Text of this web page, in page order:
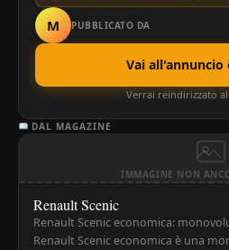
M PUBBLICATO DA
Vai all'annuncio
Verrai reindirizzato
DAL MAGAZINE
IMMAGINE NON
Renault Scenic
Renault Scenic economica:
Renault Scenic economica è una